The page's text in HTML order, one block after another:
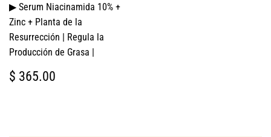
▶ Serum Niacinamida 10% +
Zinc + Planta de la
Resurrección | Regula la
Producción de Grasa |
PRECIO
HABITUAL
$ 365.00